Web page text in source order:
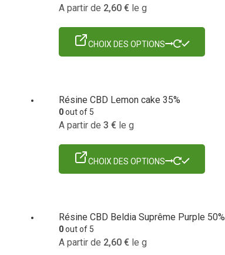
A partir de 2,60 € le g
CHOIX DES OPTIONS
Résine CBD Lemon cake 35%
0out of 5
A partir de 3 € le g
CHOIX DES OPTIONS
Résine CBD Beldia Suprême Purple 50%
0out of 5
A partir de 2,60 € le g